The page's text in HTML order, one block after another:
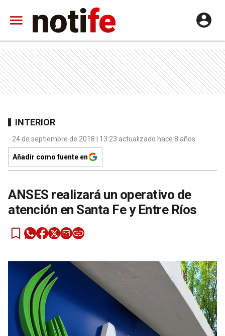
INTERIOR
24 de septiembre de 2018 | 13:23 actualizado hace 8 años
Añadir como fuente en
ANSES realizará un operativo de
atención en Santa Fe y Entre Ríos